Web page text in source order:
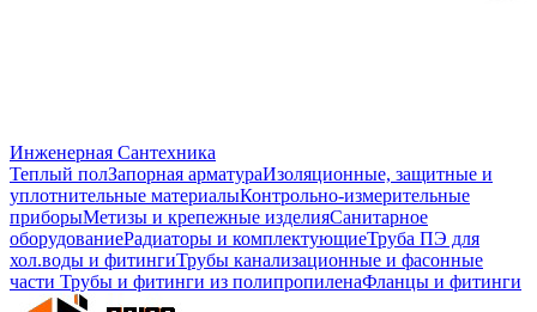
Инженерная Сантехника
Теплый полЗапорная арматураИзоляционные, защитные и
уплотнительные материалыКонтрольно-измерительные
приборыМетизы и крепежные изделияСанитарное
оборудованиеРадиаторы и комплектующиеТруба ПЭ для
хол.воды и фитингиТрубы канализационные и фасонные
части Трубы и фитинги из полипропиленаФланцы и фитинги